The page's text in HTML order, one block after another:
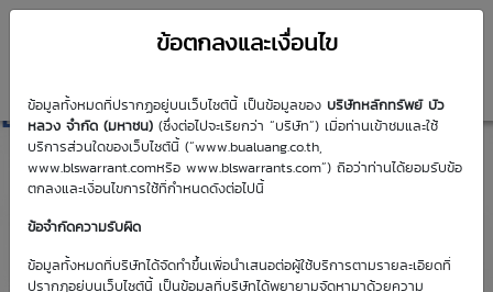
ข้อตกลงและเงื่อนไข
ข้อมูลทั้งหมดที่ปรากฏอยู่บนเว็บไซต์นี้ เป็นข้อมูลของ บริษัทหลักทรัพย์ บัว
หลวง จำกัด (มหาชน) (ซึ่งต่อไปจะเรียกว่า “บริษัท”) เมื่อท่านเข้าชมและใช้
บริการส่วนใดของเว็บไซต์นี้ (“www.bualuang.co.th,
www.blswarrant.comหรือ www.blswarrants.com”) ถือว่าท่านได้ยอมรับข้อ
ตกลงและเงื่อนไขการใช้ที่กำหนดดังต่อไปนี้
ข้อจำกัดความรับผิด
ข้อมูลทั้งหมดที่บริษัทได้จัดทำขึ้นเพื่อนำเสนอต่อผู้ใช้บริการตามรายละเอียดที่
ปรากฏอยู่บนเว็บไซต์นี้ เป็นข้อมูลที่บริษัทได้พยายามจัดหามาด้วยความ
Search
DW
DW Symbol
Effective
Gearing
Sensitivity
Time
Decay
DW Symbol